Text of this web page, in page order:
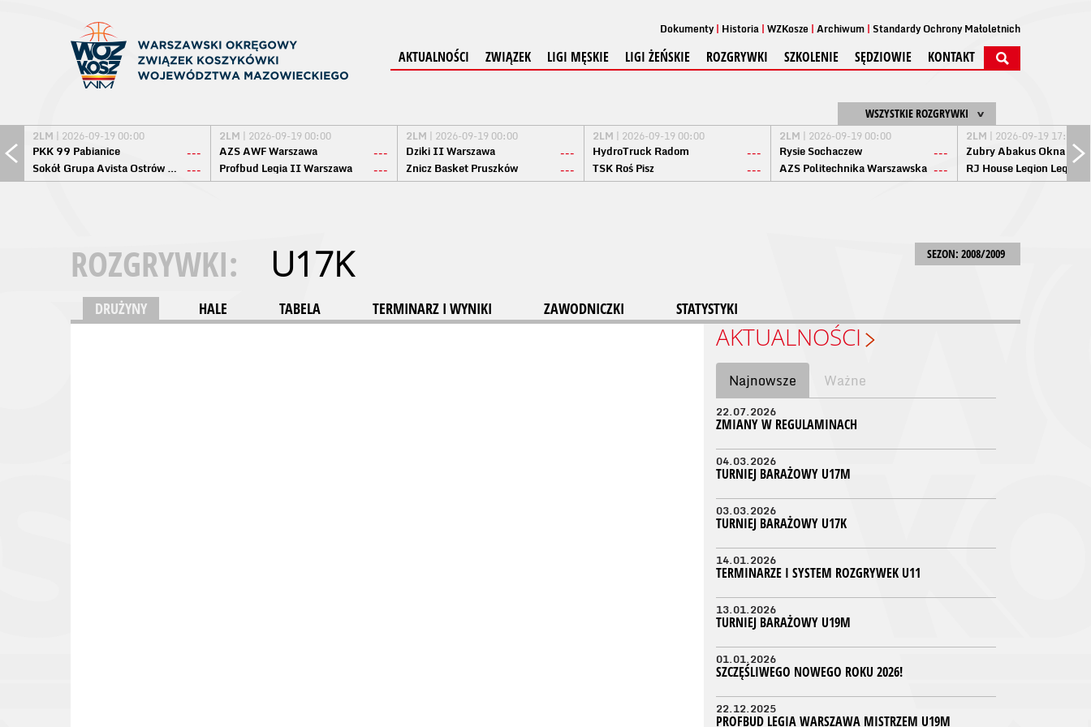
Dokumenty Historia WZKosze Archiwum Standardy Ochrony Małoletnich
AKTUALNOŚCI ZWIĄZEK LIGI MĘSKIE LIGI ŻEŃSKIE ROZGRYWKI SZKOLENIE SĘDZIOWIE KONTAKT
WSZYSTKIE ROZGRYWKI
2LM | 2026-09-19 00:00
PKK 99 Pabianice
---
Sokół Grupa Avista Ostrów Maz. ---
2LM | 2026-09-19 00:00
AZS AWF Warszawa
---
Profbud Legia II Warszawa
---
2LM | 2026-09-19 00:00
Dziki II Warszawa
---
Znicz Basket Pruszków
---
2LM | 2026-09-19 00:00
HydroTruck Radom
---
TSK Roś Pisz
---
2LM | 2026-09-19 00:00
Rysie Sochaczew
---
AZS Politechnika Warszawska ---
2LM | 2026-09-19 17:00
Żubry Abakus Okna
RJ House Legion
SEZON: 2008/2009
ROZGRYWKI: U17K
DRUŻYNY HALE TABELA TERMINARZ I WYNIKI ZAWODNICZKI STATYSTYKI
AKTUALNOŚCI
Najnowsze Ważne
22.07.2026
ZMIANY W REGULAMINACH
04.03.2026
TURNIEJ BARAŻOWY U17M
03.03.2026
TURNIEJ BARAŻOWY U17K
14.01.2026
TERMINARZE I SYSTEM ROZGRYWEK U11
13.01.2026
TURNIEJ BARAŻOWY U19M
01.01.2026
SZCZĘŚLIWEGO NOWEGO ROKU 2026!
22.12.2025
PROFBUD LEGIA WARSZAWA MISTRZEM U19M